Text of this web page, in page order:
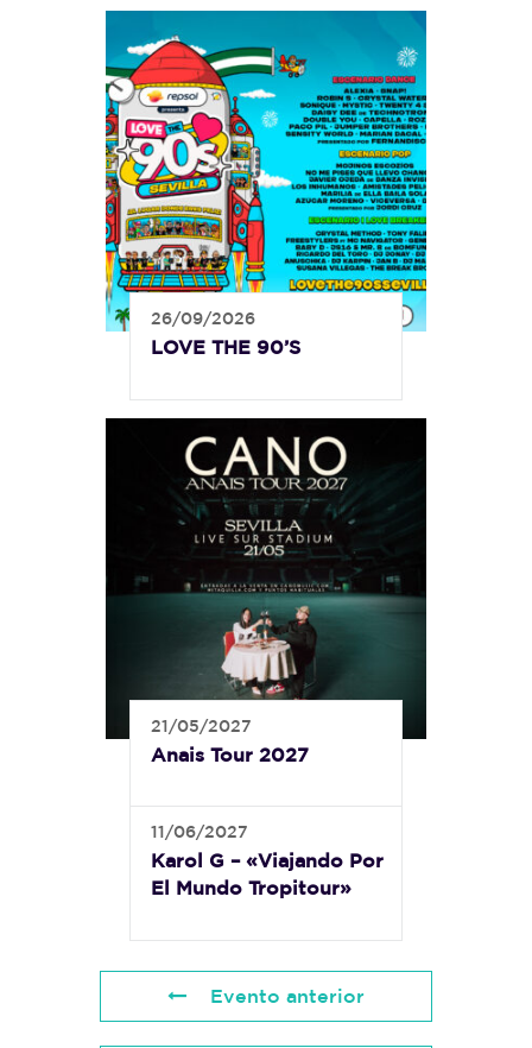
26/09/2026
LOVE THE 90’S
21/05/2027
Anais Tour 2027
11/06/2027
Karol G – «Viajando Por
El Mundo Tropitour»
Evento anterior